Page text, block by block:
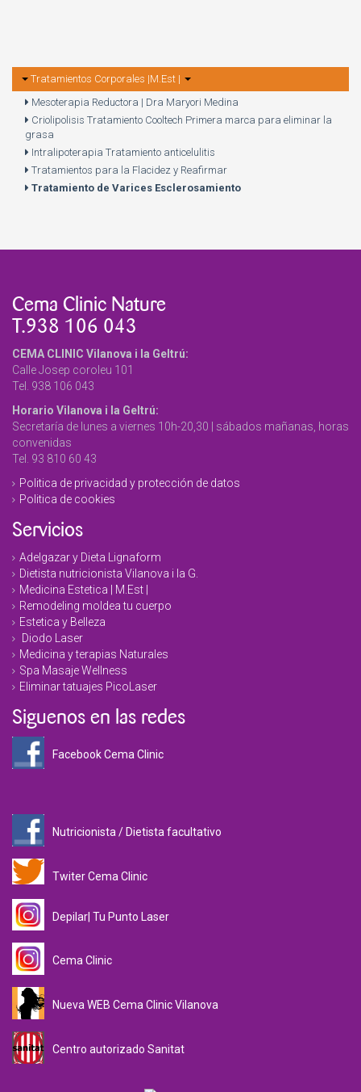
Tratamientos Corporales |M.Est |
Mesoterapia Reductora | Dra Maryori Medina
Criolipolisis Tratamiento Cooltech Primera marca para eliminar la
grasa
Intralipoterapia Tratamiento anticelulitis
Tratamientos para la Flacidez y Reafirmar
Tratamiento de Varices Esclerosamiento
Cema Clinic Nature
T.938 106 043
CEMA CLINIC Vilanova i la Geltrú:
Calle Josep coroleu 101
Tel. 938 106 043
Horario Vilanova i la Geltrú:
Secretaría de lunes a viernes 10h-20,30 | sábados mañanas, horas
convenidas
Tel. 93 810 60 43
Politica de privacidad y protección de datos
Politica de cookies
Servicios
Adelgazar y Dieta Lignaform
Dietista nutricionista Vilanova i la G.
Medicina Estetica | M.Est |
Remodeling moldea tu cuerpo
Estetica y Belleza
Diodo Laser
Medicina y terapias Naturales
Spa Masaje Wellness
Eliminar tatuajes PicoLaser
Siguenos en las redes
Facebook Cema Clinic
Nutricionista / Dietista facultativo
Twiter Cema Clinic
Depilar| Tu Punto Laser
Cema Clinic
Nueva WEB Cema Clinic Vilanova
Centro autorizado Sanitat